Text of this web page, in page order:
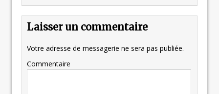
Laisser un commentaire
Votre adresse de messagerie ne sera pas publiée.
Commentaire